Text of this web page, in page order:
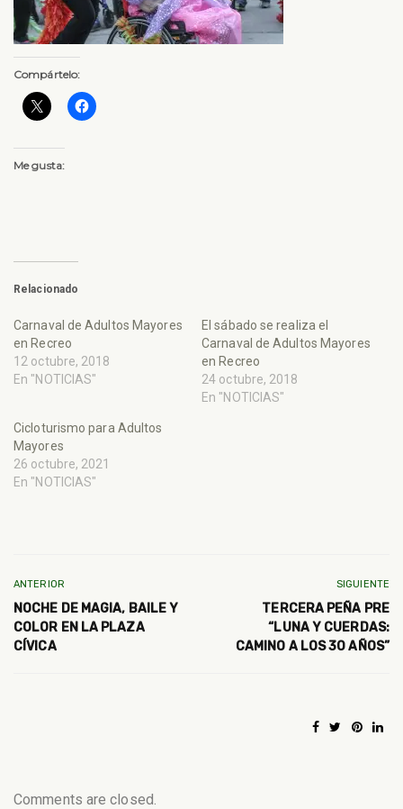
Compártelo:
Me gusta:
Relacionado
Carnaval de Adultos Mayores
en Recreo
12 octubre, 2018
En "NOTICIAS"
El sábado se realiza el
Carnaval de Adultos Mayores
en Recreo
24 octubre, 2018
En "NOTICIAS"
Cicloturismo para Adultos
Mayores
26 octubre, 2021
En "NOTICIAS"
ANTERIOR
NOCHE DE MAGIA, BAILE Y
COLOR EN LA PLAZA
CÍVICA
SIGUIENTE
TERCERA PEÑA PRE
“LUNA Y CUERDAS:
CAMINO A LOS 30 AÑOS”
Comments are closed.